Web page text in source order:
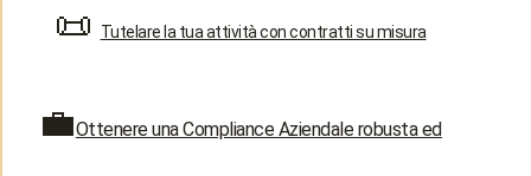
📜 Tutelare la tua attività con contratti su misura
💼Ottenere una Compliance Aziendale robusta ed